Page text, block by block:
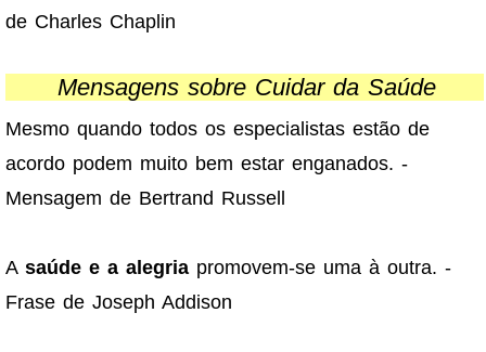
de Charles Chaplin
Mensagens sobre Cuidar da Saúde
Mesmo quando todos os especialistas estão de
acordo podem muito bem estar enganados. -
Mensagem de Bertrand Russell
A saúde e a alegria promovem-se uma à outra. -
Frase de Joseph Addison